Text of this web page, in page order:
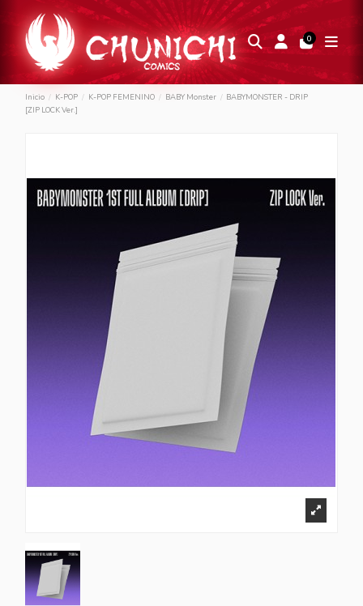
0
Inicio K-POP K-POP FEMENINO BABY Monster
BABYMONSTER - DRIP
[ZIP LOCK Ver.]